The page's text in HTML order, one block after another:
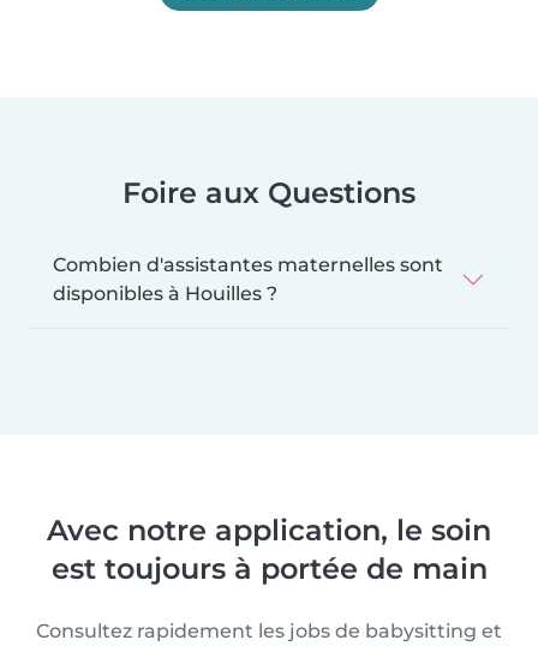
Foire aux Questions
Combien d'assistantes maternelles sont
disponibles à Houilles ?
Avec notre application, le soin
est toujours à portée de main
Consultez rapidement les jobs de babysitting et